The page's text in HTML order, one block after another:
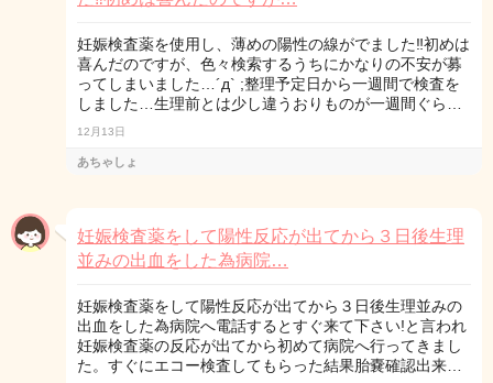
妊娠検査薬を使用し、薄めの陽性の線がでました‼︎初めは
喜んだのですが、色々検索するうちにかなりの不安が募
ってしまいました…´д` ;整理予定日から一週間で検査を
しました…生理前とは少し違うおりものが一週間ぐら…
12月13日
あちゃしょ
妊娠検査薬をして陽性反応が出てから３日後生理
並みの出血をした為病院…
妊娠検査薬をして陽性反応が出てから３日後生理並みの
出血をした為病院へ電話するとすぐ来て下さい!と言われ
妊娠検査薬の反応が出てから初めて病院へ行ってきまし
た。すぐにエコー検査してもらった結果胎嚢確認出来…